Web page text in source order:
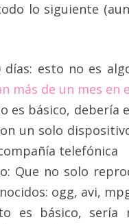
lo siguiente
días: esto no es
más de un mes en
es básico,
un solo
telefónica
Que no solo
ogg, avi,
es básico, sería